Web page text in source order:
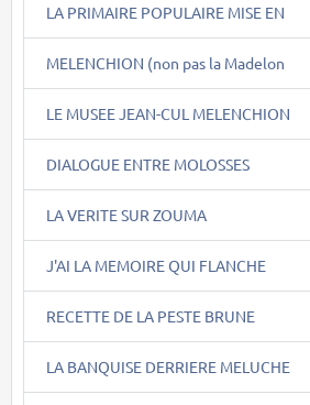
LA PRIMAIRE POPULAIRE MISE EN
MELENCHION (non pas la Madelon
LE MUSEE JEAN-CUL MELENCHION
DIALOGUE ENTRE MOLOSSES
LA VERITE SUR ZOUMA
J'AI LA MEMOIRE QUI FLANCHE
RECETTE DE LA PESTE BRUNE
LA BANQUISE DERRIERE MELUCHE